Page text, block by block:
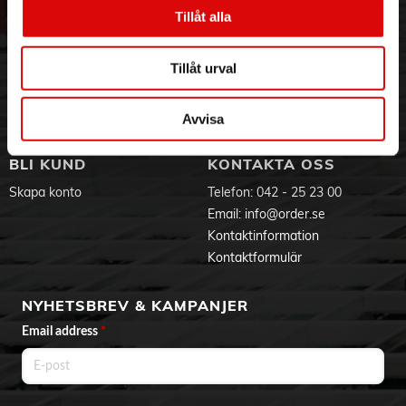
Tillåt alla
Tillåt urval
Avvisa
- Passar alla typer av spishällar
Visselblåsning
Aktuellt på Order
Godsefterlysning & Felleverans
Integritetspolicy
Om cookies
BLI KUND
Skapa konto
KONTAKTA OSS
Telefon: 042 - 25 23 00
Email: info@order.se
Kontaktinformation
Kontaktformulär
NYHETSBREV & KAMPANJER
Email address *